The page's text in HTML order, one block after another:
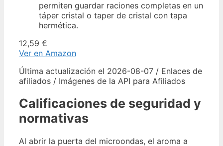
permiten guardar raciones completas en un
táper cristal o taper de cristal con tapa
hermética.
12,59 €
Ver en Amazon
Última actualización el 2026-08-07 / Enlaces de
afiliados / Imágenes de la API para Afiliados
Calificaciones de seguridad y
normativas
Al abrir la puerta del microondas, el aroma a